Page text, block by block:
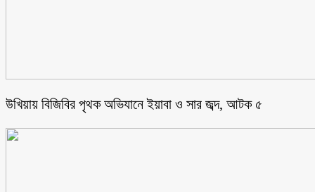
উখিয়ায় বিজিবির পৃথক অভিযানে ইয়াবা ও সার জব্দ, আটক ৫